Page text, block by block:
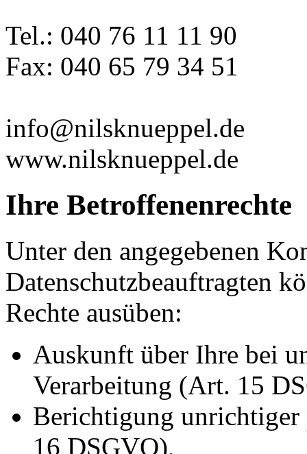
Tel.: 040 76 11 11 90
Fax: 040 65 79 34 51
info@nilsknueppel.de
www.nilsknueppel.de
Ihre Betroffenenrechte
Unter den angegebenen
Datenschutzbeauftragten
Rechte ausüben:
Auskunft über Ihre bei
Verarbeitung (Art. 15
Berichtigung unrichtiger
16 DSGVO),